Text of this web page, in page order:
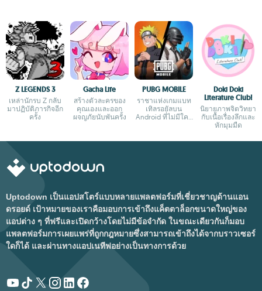
Z LEGENDS 3
เหล่านักรบ Z กลับ
มาปฏิบัติภารกิจอีก
ครั้ง
Gacha Life
สร้างตัวละครของ
คุณเองและออก
ผจญภัยนับพันครั้ง
PUBG MOBILE
ราชาแห่งเกมแบท
เทิลรอยัลบน
Android ที่ไม่มีใคร
Doki Doki
Literature Club!
นิยายภาพจิตวิทยา
กับเนื้อเรื่องลึกและ
หักมุมมืด
Uptodown เป็นแอปสโตร์แบบหลายแพลตฟอร์มที่เชี่ยวชาญด้านแอน
ดรอยด์ เป้าหมายของเราคือมอบการเข้าถึงแค็ตตาล็อกขนาดใหญ่ของ
แอปต่าง ๆ ที่ฟรีและเปิดกว้างโดยไม่มีข้อจำกัด ในขณะเดียวกันก็มอบ
แพลตฟอร์มการเผยแพร่ที่ถูกกฎหมายซึ่งสามารถเข้าถึงได้จากบราวเซอร์
ใดก็ได้ และผ่านทางแอปเนทีฟอย่างเป็นทางการด้วย